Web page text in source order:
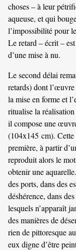
choses – à leur
aqueuse, et qui
l’impossibilité pour
Le retard – écrit –
d’une mise à nu.
Le second délai
retards) dont
la mise en forme et
ritualise la
il compose une
(104x145 cm). Cette
première, à partir
reproduit alors le
obtenir une
des ports, dans des
déshérence, dans
lesquels n’apparaît
des manières de
rien de pittoresque
eux digne d’être